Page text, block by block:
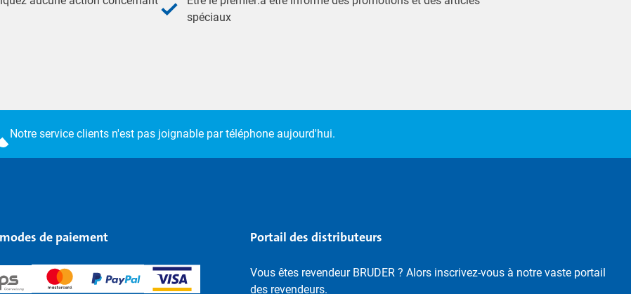
spéciaux
Notre service clients n'est pas joignable par téléphone aujourd'hui.
de paiement Portail des distributeurs
Vous êtes revendeur BRUDER ? Alors inscrivez-vous à notre vaste portail
des revendeurs.